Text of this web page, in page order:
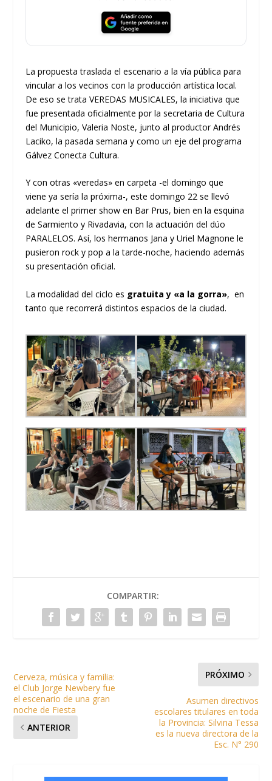
La propuesta traslada el escenario a la vía pública para
vincular a los vecinos con la producción artística local.
De eso se trata VEREDAS MUSICALES, la iniciativa que
fue presentada oficialmente por la secretaria de Cultura
del Municipio, Valeria Noste, junto al productor Andrés
Laciko, la pasada semana y como un eje del programa
Gálvez Conecta Cultura.
Y con otras «veredas» en carpeta -el domingo que
viene ya sería la próxima-, este domingo 22 se llevó
adelante el primer show en Bar Prus, bien en la esquina
de Sarmiento y Rivadavia, con la actuación del dúo
PARALELOS. Así, los hermanos Jana y Uriel Magnone le
pusieron rock y pop a la tarde-noche, haciendo además
su presentación oficial.
La modalidad del ciclo es gratuita y «a la gorra», en
tanto que recorrerá distintos espacios de la ciudad.
COMPARTIR:
Cerveza, música y familia:
el Club Jorge Newbery fue
el escenario de una gran
noche de Fiesta
ANTERIOR
PRÓXIMO
Asumen directivos
escolares titulares en toda
la Provincia: Silvina Tessa
es la nueva directora de la
Esc. N° 290